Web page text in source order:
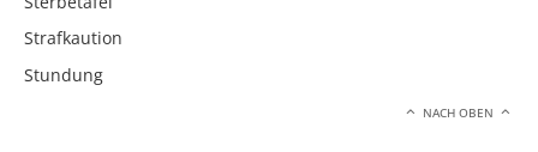
Strafkaution
Stundung
NACH OBEN